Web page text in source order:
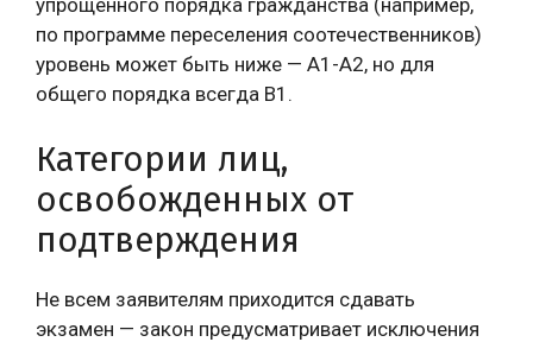
упрощенного порядка гражданства (например,
по программе переселения соотечественников)
уровень может быть ниже — A1-A2, но для
общего порядка всегда B1.
Категории лиц,
освобожденных от
подтверждения
Не всем заявителям приходится сдавать
экзамен — закон предусматривает исключения